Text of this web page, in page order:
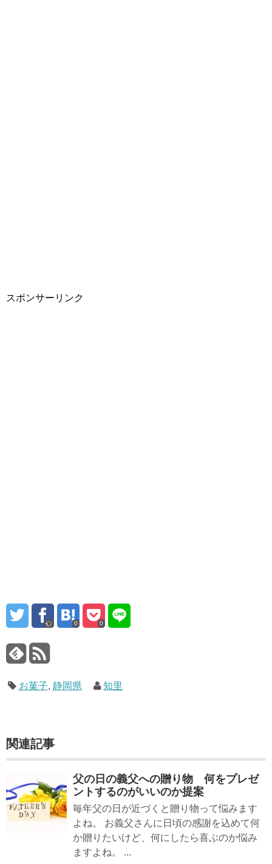
スポンサーリンク
0 0
お菓子, 静岡県 知里
関連記事
父の日の義父への贈り物 何をプレゼ
ントするのがいいのか提案
毎年父の日が近づくと贈り物って悩みます
よね。 お義父さんに日頃の感謝を込めて何
か贈りたいけど、何にしたら喜ぶのか悩み
ますよね。 ...